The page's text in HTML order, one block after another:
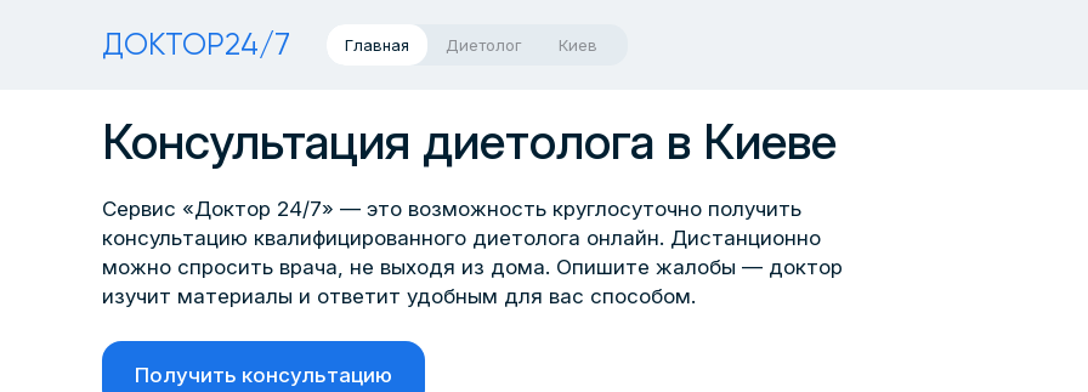
ДОКТОР24/7 Главная Диетолог Киев
Консультация диетолога в Киеве
Сервис «Доктор 24/7» — это возможность круглосуточно получить
консультацию квалифицированного диетолога онлайн. Дистанционно
можно спросить врача, не выходя из дома. Опишите жалобы — доктор
изучит материалы и ответит удобным для вас способом.
Получить консультацию